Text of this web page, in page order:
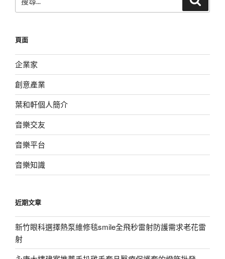
尋
字:
頁面
企業家
創意產業
葉和軒個人簡介
音樂交友
音樂平台
音樂知識
近期文章
新竹眼科選擇熱泵維修毯smile全飛秒雷射防護需求老花雷
射